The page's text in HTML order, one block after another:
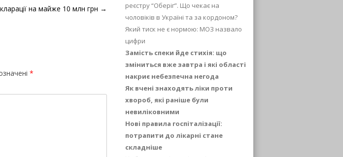
на майже 10 млн грн →
*
реєстру “Оберіг”. Що чекає на
чоловіків в Україні та за кордоном?
Який тиск не є нормою: МОЗ назвало
цифри
Замість спеки йде стихія: що
зміниться вже завтра і які області
накриє небезпечна негода
Як вчені знаходять ліки проти
хвороб, які раніше були
невиліковними
Нові правила госпіталізації:
потрапити до лікарні стане
складніше